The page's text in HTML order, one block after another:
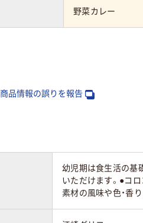
野菜カレー
商品情報の誤りを報告
幼児期は食生活の基
いただけます。●コ
素材の風味や色・香